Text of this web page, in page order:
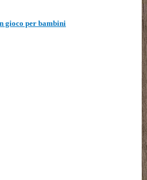
gioco per bambini